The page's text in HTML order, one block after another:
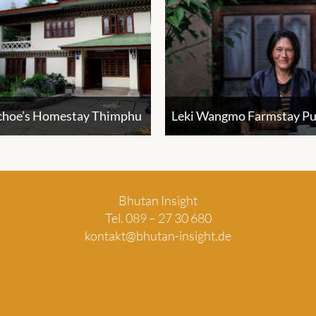
Homestay Thimphu Leki Wangmo Farmstay
Bhutan Insight
Tel. 089 – 27 30 680
kontakt@bhutan-insight.de